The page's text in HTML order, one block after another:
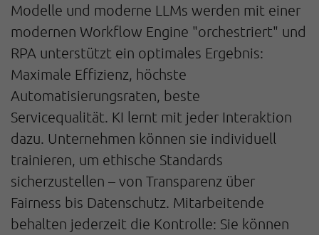
Modelle und moderne LLMs werden mit einer
modernen Workflow Engine "orchestriert" und
RPA unterstützt ein optimales Ergebnis:
Maximale Effizienz, höchste
Automatisierungsraten, beste
Servicequalität. KI lernt mit jeder Interaktion
dazu. Unternehmen können sie individuell
trainieren, um ethische Standards
sicherzustellen – von Transparenz über
Fairness bis Datenschutz. Mitarbeitende
behalten jederzeit die Kontrolle: Sie können